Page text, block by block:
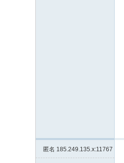
匿名 185.249.135.x:11767